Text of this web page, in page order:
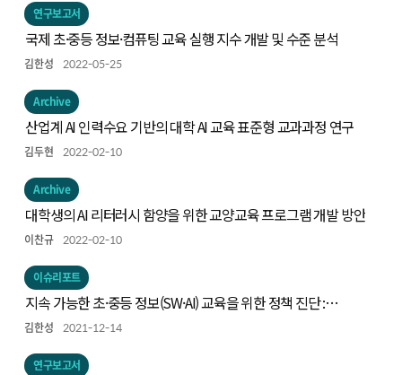
연구보고서
국제 초·중등 정보·컴퓨팅 교육 실행 지수 개발 및 수준 분석
김한성 2022-05-25
Archive
산업계 AI 인력수요 기반의 대학 AI 교육 표준형 교과과정 연구
김두현 2022-02-10
Archive
대학생의 AI 리터러시 함양을 위한 교양교육 프로그램 개발 방안
이찬규 2022-02-10
이슈리포트
지속 가능한 초·중등 정보(SW·AI) 교육을 위한 정책 진단 :
Code.org 연합의 컴퓨터과학교육 정책 진단 프레임으로 본
우리나라 정보교육
김한성 2021-12-14
연구보고서